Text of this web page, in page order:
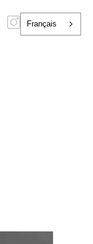
Français